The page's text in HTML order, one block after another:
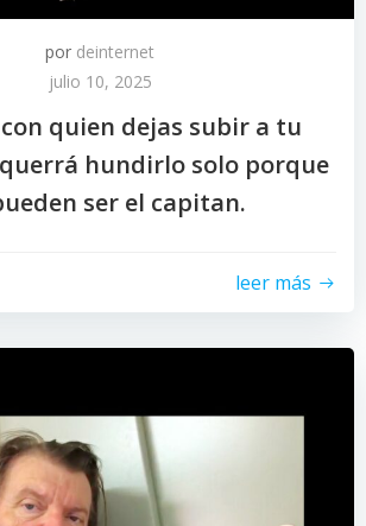
por deinternet
julio 10, 2025
quien dejas subir a tu
hundirlo solo porque
ser el capitan.
leer más